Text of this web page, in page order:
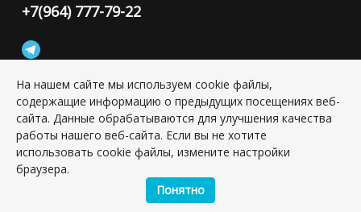
+7(964) 777-79-22
Конфиденциальность персональной информации
Copyright © 2026 ИП Григорьян Юлия Сергеевна, ИНН:
501703338416
На нашем сайте мы используем cookie файлы,
содержащие информацию о предыдущих посещениях веб-
сайта. Данные обрабатываются для улучшения качества
работы нашего веб-сайта. Если вы не хотите
использовать cookie файлы, измените настройки
браузера.
Понятно